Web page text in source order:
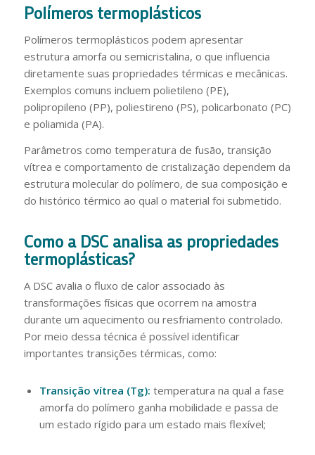
Polímeros termoplásticos
Polímeros termoplásticos podem apresentar
estrutura amorfa ou semicristalina, o que influencia
diretamente suas propriedades térmicas e mecânicas.
Exemplos comuns incluem polietileno (PE),
polipropileno (PP), poliestireno (PS), policarbonato (PC)
e poliamida (PA).
Parâmetros como temperatura de fusão, transição
vítrea e comportamento de cristalização dependem da
estrutura molecular do polímero, de sua composição e
do histórico térmico ao qual o material foi submetido.
Como a DSC analisa as propriedades
termoplásticas?
A DSC avalia o fluxo de calor associado às
transformações físicas que ocorrem na amostra
durante um aquecimento ou resfriamento controlado.
Por meio dessa técnica é possível identificar
importantes transições térmicas, como:
Transição vítrea (Tg): temperatura na qual a fase
amorfa do polímero ganha mobilidade e passa de
um estado rígido para um estado mais flexível;